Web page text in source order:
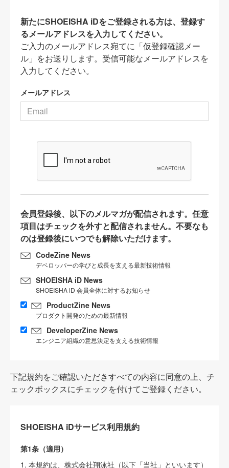
新たにSHOEISHA iDをご登録される方は、登録す
るメールアドレスを入力してください。
ご入力のメールアドレス宛てに「仮登録確認メー
ル」をお送りします。受信可能なメールアドレスを
入力してください。
メールアドレス
会員登録後、以下のメルマガが配信されます。任意
項目はチェックを外すと配信されません。不要なも
のは登録後にいつでも解除いただけます。
CodeZine News
デベロッパーの学びと成長を支える最新技術情報
SHOEISHA iD News
SHOEISHA iD 会員全体に対するお知らせ
ProductZine News
プロダクト開発のための最新情報
DeveloperZine News
エンジニア組織の意思決定を支える技術情報
下記規約をご確認いただきすべての内容に同意の上、チ
ェックボックスにチェックを付けてご登録ください。
SHOEISHA iDサービス利用規約
第1条（適用）
1. 本規約は、株式会社翔泳社（以下「当社」といいます）